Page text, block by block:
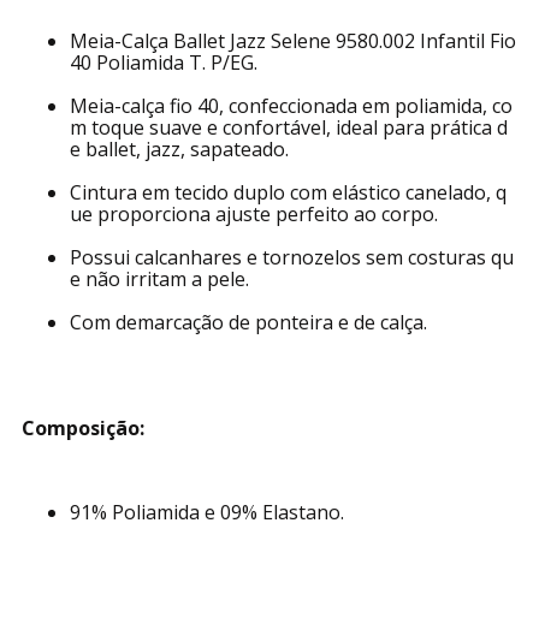
Meia-Calça Ballet Jazz Selene 9580.002 Infantil Fio
40 Poliamida T. P/EG.
Meia-calça fio 40, confeccionada em poliamida, co
m toque suave e confortável, ideal para prática d
e ballet, jazz, sapateado.
Cintura em tecido duplo com elástico canelado, q
ue proporciona ajuste perfeito ao corpo.
Possui calcanhares e tornozelos sem costuras qu
e não irritam a pele.
Com demarcação de ponteira e de calça.
Composição:
91% Poliamida e 09% Elastano.